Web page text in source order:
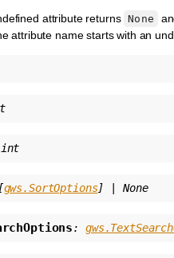
attribute returns None
attribute name starts with an
int
gws.SortOptions] None
: